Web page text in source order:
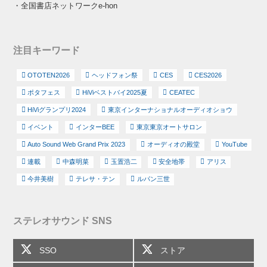
・全国書店ネットワークe-hon
注目キーワード
OTOTEN2026 ヘッドフォン祭 CES CES2026
ポタフェス HiViベストバイ2025夏 CEATEC
HiViグランプリ2024 東京インターナショナルオーディオショウ
イベント インターBEE 東京東京オートサロン
Auto Sound Web Grand Prix 2023 オーディオの殿堂 YouTube
連載 中森明菜 玉置浩二 安全地帯 アリス
今井美樹 テレサ・テン ルパン三世
ステレオサウンド SNS
SSO ストア